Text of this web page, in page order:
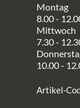
Montag
8.00 -
Mittwoch
7.30 -
10.00 -
Artikel-